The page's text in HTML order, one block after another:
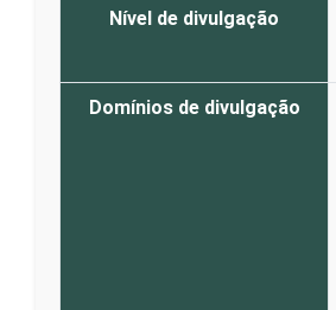
Nível de divulgação
Domínios de divulgação